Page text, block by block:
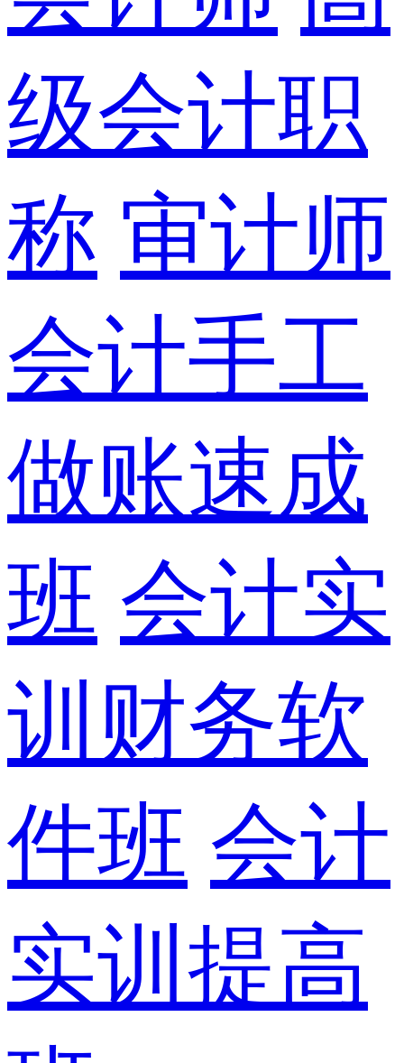
级会计职
称 审计师
会计手工
做账速成
班 会计实
训财务软
件班 会计
实训提高